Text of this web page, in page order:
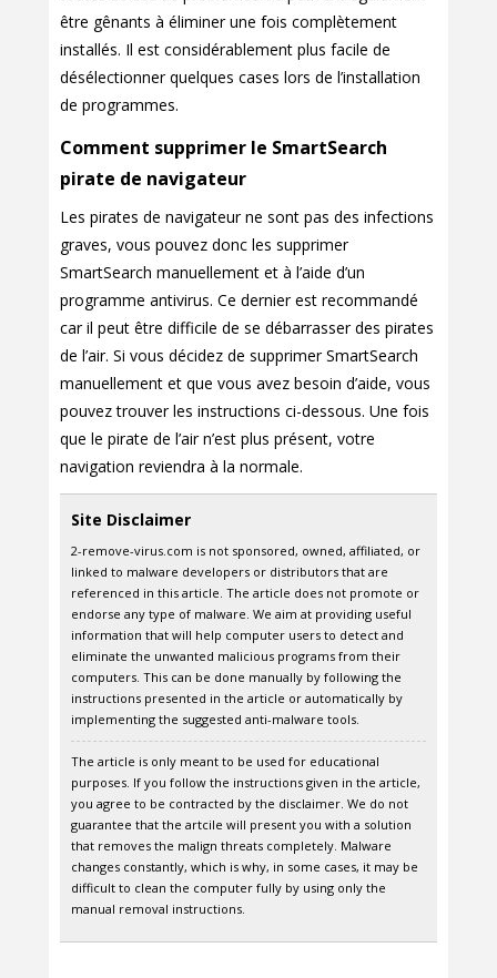
être gênants à éliminer une fois complètement
installés. Il est considérablement plus facile de
désélectionner quelques cases lors de l’installation
de programmes.
Comment supprimer le SmartSearch
pirate de navigateur
Les pirates de navigateur ne sont pas des infections
graves, vous pouvez donc les supprimer
SmartSearch manuellement et à l’aide d’un
programme antivirus. Ce dernier est recommandé
car il peut être difficile de se débarrasser des pirates
de l’air. Si vous décidez de supprimer SmartSearch
manuellement et que vous avez besoin d’aide, vous
pouvez trouver les instructions ci-dessous. Une fois
que le pirate de l’air n’est plus présent, votre
navigation reviendra à la normale.
Site Disclaimer
2-remove-virus.com is not sponsored, owned, affiliated, or
linked to malware developers or distributors that are
referenced in this article. The article does not promote or
endorse any type of malware. We aim at providing useful
information that will help computer users to detect and
eliminate the unwanted malicious programs from their
computers. This can be done manually by following the
instructions presented in the article or automatically by
implementing the suggested anti-malware tools.
The article is only meant to be used for educational
purposes. If you follow the instructions given in the article,
you agree to be contracted by the disclaimer. We do not
guarantee that the artcile will present you with a solution
that removes the malign threats completely. Malware
changes constantly, which is why, in some cases, it may be
difficult to clean the computer fully by using only the
manual removal instructions.